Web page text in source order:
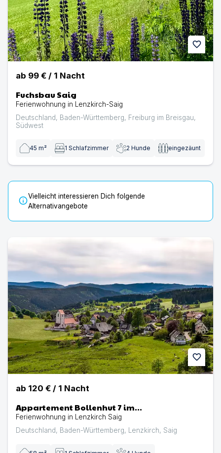
favorite
ab 99 € / 1 Nacht
Fuchsbau Saig
Ferienwohnung in Lenzkirch-Saig
Deutschland, Baden-Württemberg, Freiburg im Breisgau,
Südwest
45 m² 1 Schlafzimmer 2 Hunde eingezäunt
infoVielleicht interessieren Dich folgende
Alternativangebote
favorite
Appartement Bollenhut 7 im Hochschwarzwald |
ab 120 € / 1 Nacht
Appartement Bollenhut 7 im
Hochschwarzwald
Ferienwohnung in Lenzkirch Saig
Deutschland, Baden-Württemberg, Lenzkirch, Saig